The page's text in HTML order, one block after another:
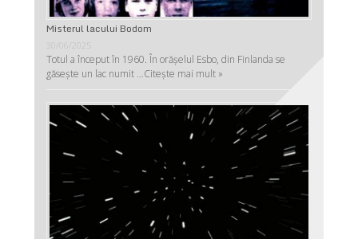
Misterul lacului Bodom
Totul a început în 1960. În orășelul Esbo, din Finlanda se
găsește un lac numit …Citește mai mult »